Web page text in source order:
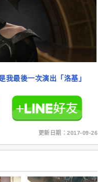
最後一次演出「洛基」
更新日期：2017-09-26